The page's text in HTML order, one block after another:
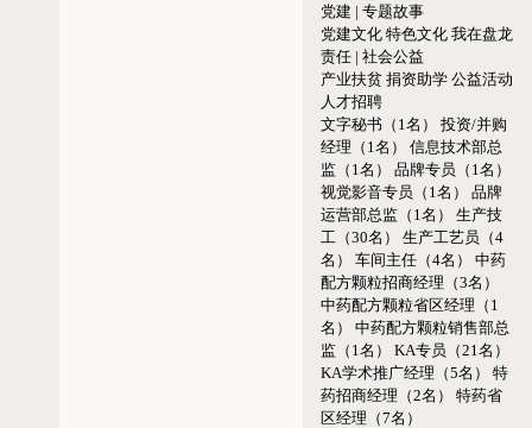
党建 | 专题故事
党建文化 特色文化 我在盘龙
责任 | 社会公益
产业扶贫 捐资助学 公益活动
人才招聘
文字秘书（1名）
投资/并购
经理（1名）
信息技术部总
监（1名）
品牌专员（1名）
视觉影音专员（1名）
品牌
运营部总监（1名）
生产技
工（30名）
生产工艺员（4
名）
车间主任（4名）
中药
配方颗粒招商经理（3名）
中药配方颗粒省区经理（1
名）
中药配方颗粒销售部总
监（1名）
KA专员（21名）
KA学术推广经理（5名）
特
药招商经理（2名）
特药省
区经理（7名）